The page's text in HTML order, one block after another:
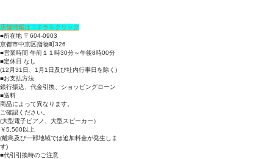
店舗情報はコチラをクリック
■所在地 〒604-0903
京都市中京区指物町326
■営業時間 午前１１時30分～午後8時00分
■定休日 なし
(12月31日、1月1日及び社内行事日を除く)
■お支払方法
銀行振込、代金引換、ショッピングローン
■送料
商品によって異なります。
ご確認ください。
(大型電子ピアノ、大型スピーカー）
￥5,500以上
(離島及び一部地域では追加料金が発生しま
す)
■代引引換時のご注意